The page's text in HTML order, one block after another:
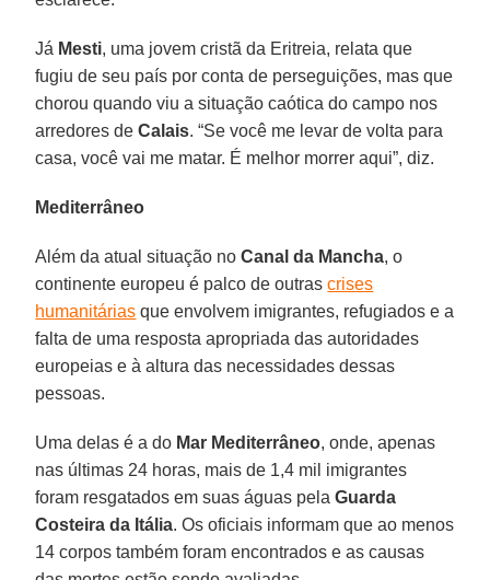
Já Mesti, uma jovem cristã da Eritreia, relata que
fugiu de seu país por conta de perseguições, mas que
chorou quando viu a situação caótica do campo nos
arredores deCalais. “Se você me levar de volta para
casa, você vai me matar. É melhor morrer aqui”, diz.
Mediterrâneo
Além da atual situação noCanal da Mancha, o
continente europeu é palco de outrascrises
humanitárias que envolvem imigrantes, refugiados e a
falta de uma resposta apropriada das autoridades
europeias e à altura das necessidades dessas
pessoas.
Uma delas é a do Mar Mediterrâneo, onde, apenas
nas últimas 24 horas, mais de 1,4 mil imigrantes
foram resgatados em suas águas pelaGuarda
Costeira da Itália. Os oficiais informam que ao menos
14 corpos também foram encontrados e as causas